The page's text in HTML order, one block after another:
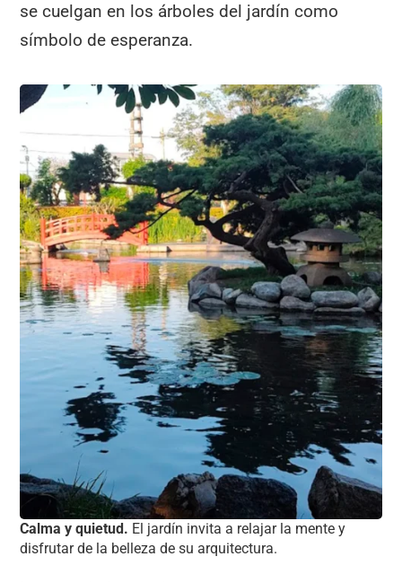
se cuelgan en los árboles del jardín como
símbolo de esperanza.
Calma y quietud. El jardín invita a relajar la mente y
disfrutar de la belleza de su arquitectura.